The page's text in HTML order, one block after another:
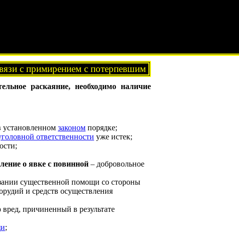
с примирением с потерпевшим
раскаяние, необходимо наличие
установленном законом порядке;
ответственности уже истек;
о явке с повинной – добровольное
существенной помощи со стороны
и средств осуществления
причиненный в результате
;